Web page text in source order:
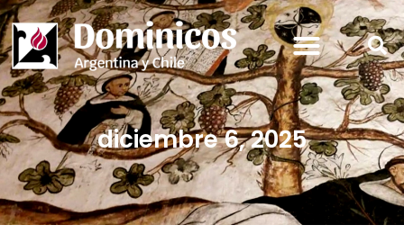
diciembre 6, 2025